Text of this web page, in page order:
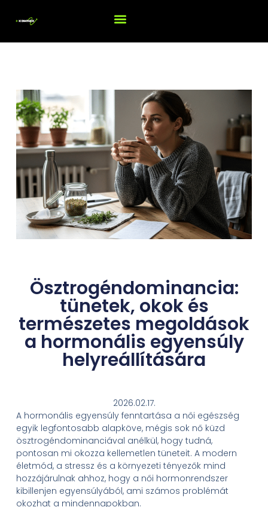
Ösztrogéndominancia:
tünetek, okok és
természetes megoldások
a hormonális egyensúly
helyreállítására
2026.02.17.
A hormonális egyensúly fenntartása a női egészség
egyik legfontosabb alapköve, mégis sok nő küzd
ösztrogéndominanciával anélkül, hogy tudná,
pontosan mi okozza kellemetlen tüneteit. A modern
életmód, a stressz és a környezeti tényezők mind
hozzájárulnak ahhoz, hogy a női hormonrendszer
kibillenjen egyensúlyából, ami számos problémát
okozhat a mindennapokban.